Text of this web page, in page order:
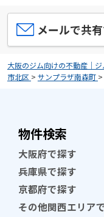
メールで共
大阪のジム向けの不動産｜
市北区 > サンプラザ南森町 >
物件検索
大阪府で探す
兵庫県で探す
京都府で探す
その他関西エリア